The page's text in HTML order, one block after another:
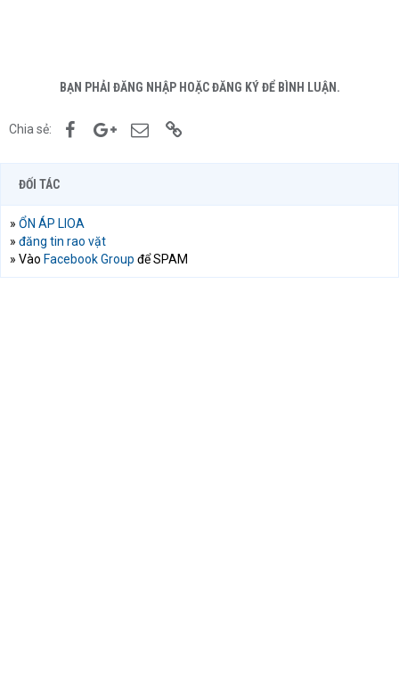
BẠN PHẢI ĐĂNG NHẬP HOẶC ĐĂNG KÝ ĐỂ BÌNH LUẬN.
Chia sẻ: FacebookGoogle+Email
ĐỐI TÁC
» ỔN ÁP LIOA
» đăng tin rao vặt
» Vào Facebook Group để SPAM